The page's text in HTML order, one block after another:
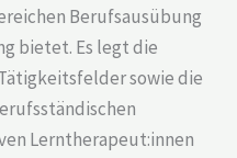
Berufsausübung
bietet. Es legt die
sowie die
Lerntherapeut:innen